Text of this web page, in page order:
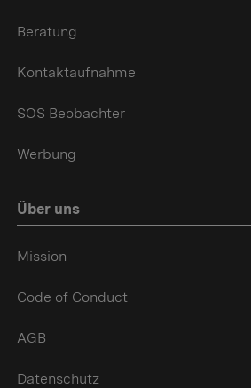
Beratung
Kontaktaufnahme
SOS Beobachter
Werbung
Über uns
Mission
Code of Conduct
AGB
Datenschutz